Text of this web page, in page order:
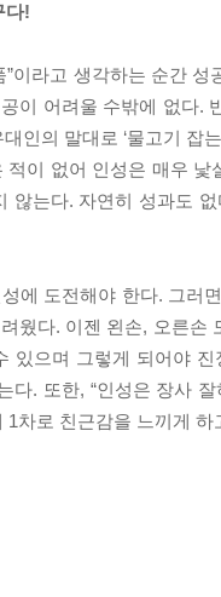
다!
”이라고 생각하는 순간
이 어려울 수밖에 없다.
인의 말대로 ‘물고기
이 없어 인성은 매우
는다. 자연히 성과도
에 도전해야 한다. 그
웠다. 이젠 왼손, 오른
있으며 그렇게 되어야
. 또한, “인성은 장사
차로 친근감을 느끼게